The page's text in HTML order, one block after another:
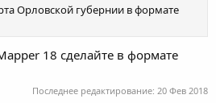
Орловской губернии в формате
18 сделайте в формате
Последнее редактирование: 20 Фев 2018